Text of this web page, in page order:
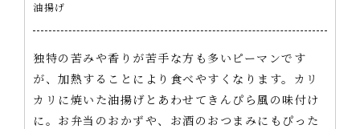
油揚げ
独特の苦みや香りが苦手な方も多いピーマンです
が、加熱することにより食べやすくなります。カリ
カリに焼いた油揚げとあわせてきんぴら風の味付け
に。お弁当のおかずや、お酒のおつまみにもぴった